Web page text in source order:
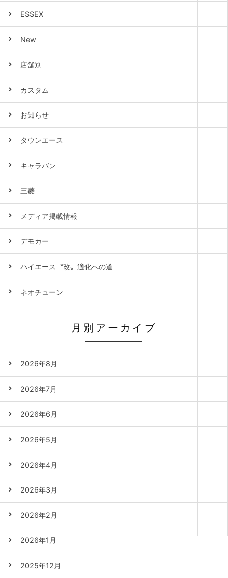
ESSEX
New
店舗別
カスタム
お知らせ
タウンエース
キャラバン
三菱
メディア掲載情報
デモカー
ハイエース〝改〟適化への道
ネオチューン
月別アーカイブ
2026年8月
2026年7月
2026年6月
2026年5月
2026年4月
2026年3月
2026年2月
2026年1月
2025年12月